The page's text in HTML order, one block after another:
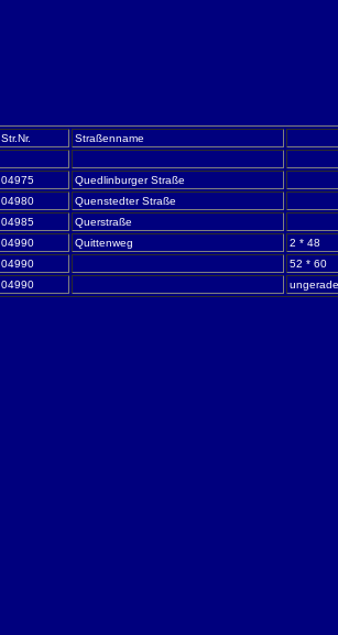
Str.Nr. Straßenname
04975
Quedlinburger Straße
04980
Quenstedter Straße
04985
Querstraße
04990
Quittenweg
2 * 48
04990
52 * 60
04990